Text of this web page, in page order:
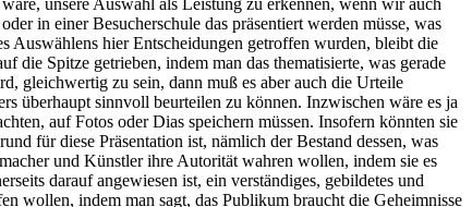
in einer Besucherschule das präsentiert werden müsse, was
Auswählens hier Entscheidungen getroffen wurden, bleibt die
die Spitze getrieben, indem man das thematisierte, was gerade
gleichwertig zu sein, dann muß es aber auch die Urteile
überhaupt sinnvoll beurteilen zu können. Inzwischen wäre es ja
auf Fotos oder Dias speichern müssen. Insofern könnten sie
für diese Präsentation ist, nämlich der Bestand dessen, was
und Künstler ihre Autorität wahren wollen, indem sie es
darauf angewiesen ist, ein verständiges, gebildetes und
wollen, indem man sagt, das Publikum braucht die Geheimnisse